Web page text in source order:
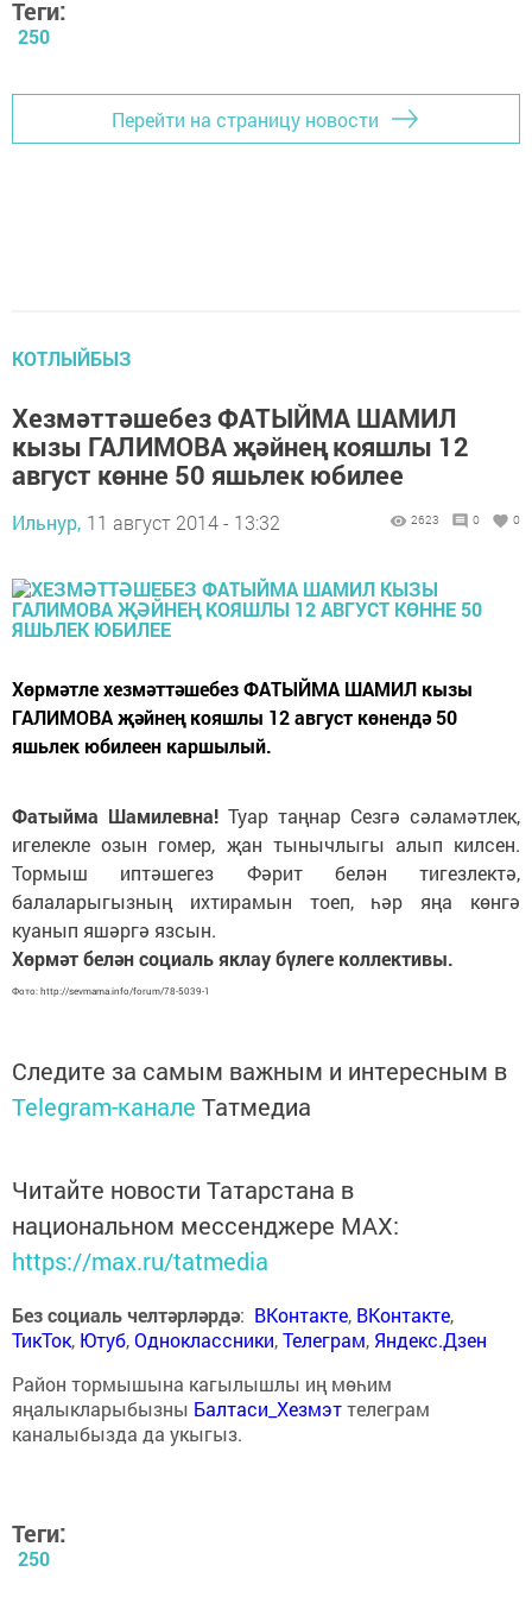
Теги:
250
Перейти на страницу новости
КОТЛЫЙБЫЗ
Хезмәттәшебез ФАТЫЙМА ШАМИЛ
кызы ГАЛИМОВА җәйнең кояшлы 12
август көнне 50 яшьлек юбилее
Ильнур, 11 август 2014 - 13:32 2623 0 0
Хөрмәтле хезмәттәшебез ФАТЫЙМА ШАМИЛ кызы
ГАЛИМОВА җәйнең кояшлы 12 август көнендә 50
яшьлек юбилеен каршылый.
Фатыйма Шамилевна! Туар таңнар Сезгә сәламәтлек,
игелекле озын гомер, җан тынычлыгы алып килсен.
Тормыш иптәшегез Фәрит белән тигезлектә,
балаларыгызның ихтирамын тоеп, һәр яңа көнгә
куанып яшәргә язсын.
Хөрмәт белән социаль яклау бүлеге коллективы.
Фото: http://sevmama.info/forum/78-5039-1
Следите за самым важным и интересным в
Telegram-канале Татмедиа
Читайте новости Татарстана в
национальном мессенджере MАХ:
https://max.ru/tatmedia
Без социаль челтәрләрдә: ВКонтакте, ВКонтакте,
ТикТок, Ютуб,Одноклассники,Телеграм, Яндекс.Дзен
Район тормышына кагылышлы иң мөһим
яңалыкларыбызны Балтаси_Хезмэттелеграм
каналыбызда да укыгыз.
Теги:
250